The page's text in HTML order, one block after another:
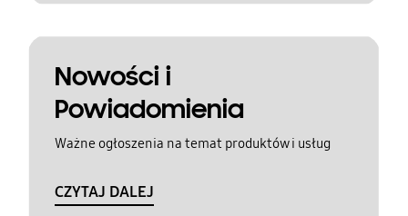
Nowości i
Powiadomienia
Ważne ogłoszenia na temat produktów i usług
CZYTAJ DALEJ